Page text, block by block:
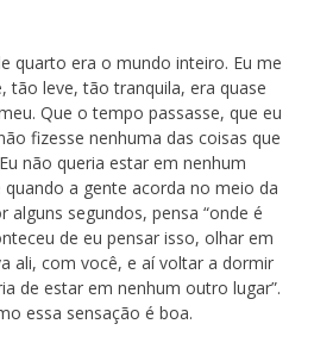
quarto era o mundo inteiro. Eu me
tão leve, tão tranquila, era quase
Que o tempo passasse, que eu
fizesse nenhuma das coisas que
não queria estar em nenhum
a gente acorda no meio da
segundos, pensa “onde é
de eu pensar isso, olhar em
ali, com você, e aí voltar a dormir
de estar em nenhum outro lugar”.
essa sensação é boa.